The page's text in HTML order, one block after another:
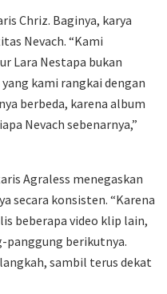
Chriz. Baginya, karya
Nevach. “Kami
Lara Nestapa bukan
kami rangkai dengan
berbeda, karena album
Nevach sebenarnya,”
Agraless menegaskan
secara konsisten. “Karena
beberapa video klip lain,
panggung berikutnya.
sambil terus dekat